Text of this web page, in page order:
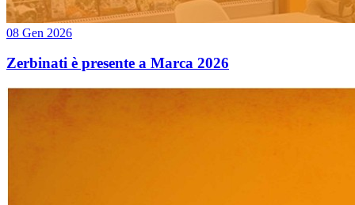
08 Gen 2026
Zerbinati è presente a Marca 2026